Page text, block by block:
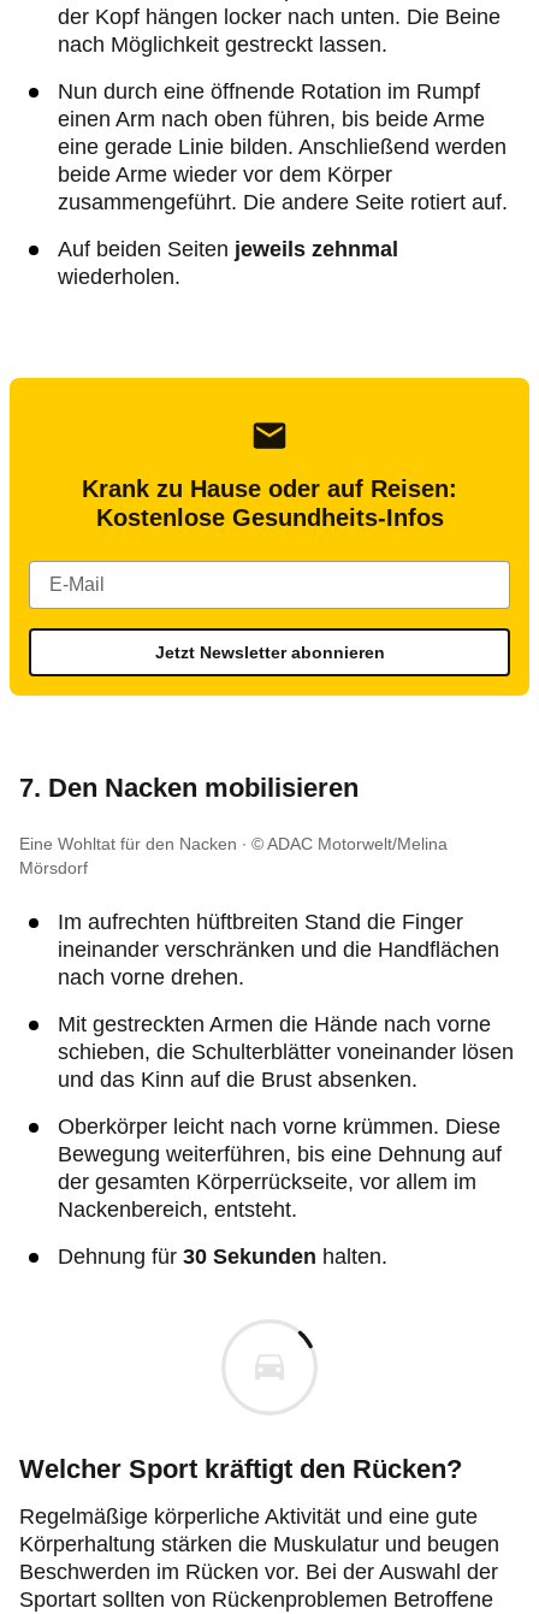
der Kopf hängen locker nach unten. Die Beine
nach Möglichkeit gestreckt lassen.
Nun durch eine öffnende Rotation im Rumpf
einen Arm nach oben führen, bis beide Arme
eine gerade Linie bilden. Anschließend werden
beide Arme wieder vor dem Körper
zusammengeführt. Die andere Seite rotiert auf.
Auf beiden Seiten jeweils zehnmal
wiederholen.
Krank zu Hause oder auf Reisen:
Kostenlose Gesundheits-Infos
Jetzt Newsletter abonnieren
7. Den Nacken mobilisieren
Eine Wohltat für den Nacken
© ADAC Motorwelt/Melina
Mörsdorf
Im aufrechten hüftbreiten Stand die Finger
ineinander verschränken und die Handflächen
nach vorne drehen.
Mit gestreckten Armen die Hände nach vorne
schieben, die Schulterblätter voneinander lösen
und das Kinn auf die Brust absenken.
Oberkörper leicht nach vorne krümmen. Diese
Bewegung weiterführen, bis eine Dehnung auf
der gesamten Körperrückseite, vor allem im
Nackenbereich, entsteht.
Dehnung für 30 Sekunden halten.
Welcher Sport kräftigt den Rücken?
Regelmäßige körperliche Aktivität und eine gute
Körperhaltung stärken die Muskulatur und beugen
Beschwerden im Rücken vor. Bei der Auswahl der
Sportart sollten von Rückenproblemen Betroffene